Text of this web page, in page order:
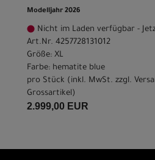
Modelljahr 2026
Nicht im Laden verfügbar -
Art.Nr. 4257728131012
Größe: XL
Farbe: hematite blue
pro Stück (inkl. MwSt. zzgl.
Grossartikel)
2.999,00 EUR